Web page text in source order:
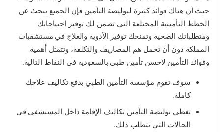
حيث أن هناك فوائد كثيرة لبوليصة التأمين فإن الجميع يبحث عن
الخطط التأمينية المختلفة التي تضمن لك توفير احتياجاتك
ومتطلباتك الصحية وتمنحك توفير الأدوية والعلاج في مستشفيات
المملكة دون أن تحمل هم المصاريف والتكلفة، وتتمثل أهمية
وفوائد التأمين لاحسن تأمين طبي بالسعوديه في النقاط التالية.
سوف تقوم مؤسسة التأمين الطبي بدفع تكاليف علاجك
كاملة.
تغطي بوليصة التأمين تكاليف الإقامة داخل المستشفى في
الحالات التي تتطلب ذلك.